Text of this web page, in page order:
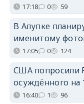
17:18 0 59
В Алупке
именитому
17:05 0 124
США попросили
осуждённого на
16:40 1 96